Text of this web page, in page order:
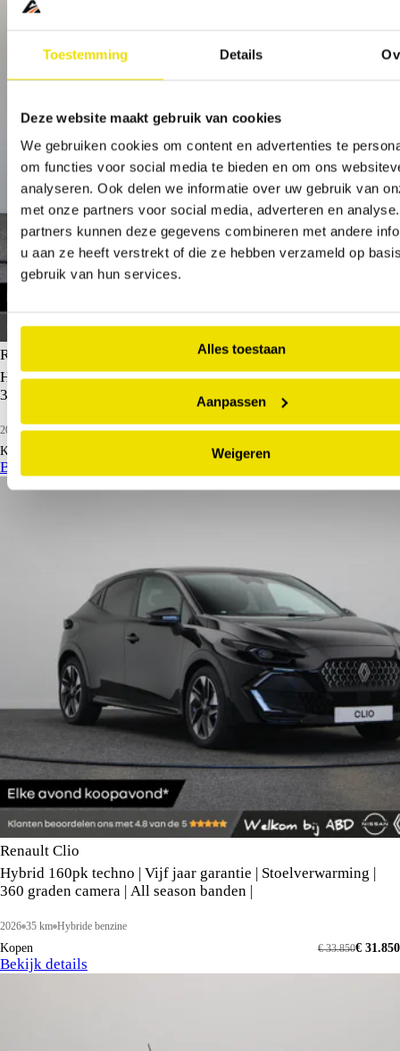
Toestemming Details
Deze website maakt gebruik van cookies
We gebruiken cookies om content en advertenties te
om functies voor social media te bieden en om ons
analyseren. Ook delen we informatie over uw gebruik van
met onze partners voor social media, adverteren en
partners kunnen deze gegevens combineren met andere
u aan ze heeft verstrekt of die ze hebben verzameld op
gebruik van hun services.
Alles toestaan
Aanpassen
Weigeren
Renault Clio
Hybrid 160pk techno | Vijf jaar garantie | Stoelverwarming |
360 graden camera | All season banden |
2026 35 km Hybride benzine
Kopen
Bekijk details
Renault Clio
Hybrid 160pk techno | Vijf jaar garantie | Stoelverwarming |
360 graden camera | All season banden |
2026 35 km Hybride benzine
Kopen € 31.850
€ 33.850
Bekijk details